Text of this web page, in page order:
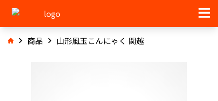
商品 山形風玉こんにゃく 関越